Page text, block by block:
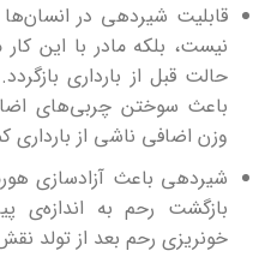
قابلیت شیردهی در
نیست، بلکه مادر با این
حالت قبل از بارداری
باعث سوختن چربی‌های
وزن اضافی ناشی از
شیردهی باعث آزادسازی
بازگشت رحم به اندازه‌ی
خونریزی رحم بعد از تولد